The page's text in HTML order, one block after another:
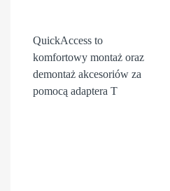
QuickAccess to
komfortowy montaż oraz
demontaż akcesoriów za
pomocą adaptera T